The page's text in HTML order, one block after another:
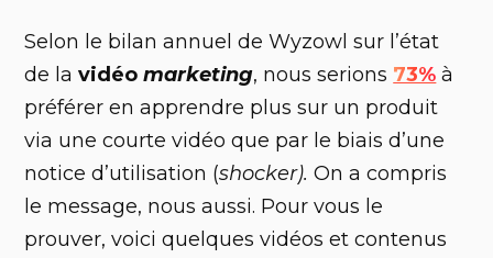
Selon le bilan annuel de Wyzowl sur l’état
de lavidéo marketing, nous serions 73% à
préférer en apprendre plus sur un produit
via une courte vidéo que par le biais d’une
notice d’utilisation (shocker).On a compris
le message, nous aussi. Pour vous le
prouver, voici quelques vidéos et contenus